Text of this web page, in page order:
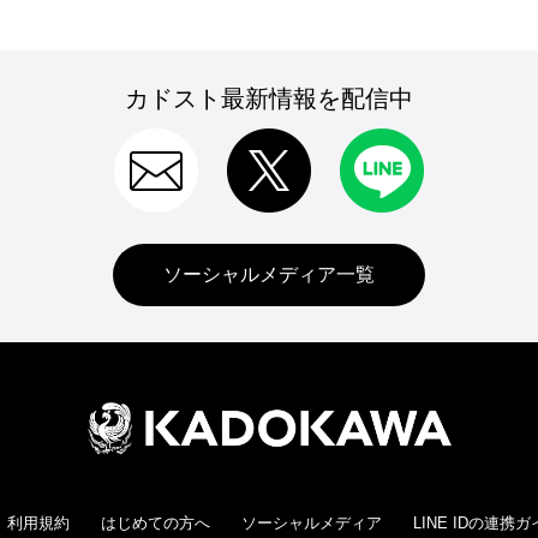
カドスト最新情報を配信中
ソーシャルメディア一覧
利用規約 はじめての方へ ソーシャルメディア LINE IDの連携ガ